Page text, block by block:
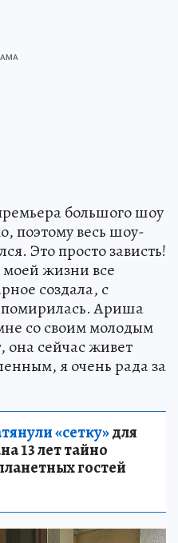
большого шоу
поэтому весь шоу-
Это просто зависть!
моей жизни все
создала, с
Ариша
со своим молодым
она сейчас живет
я очень рада за
«сетку»для
13 лет тайно
гостей